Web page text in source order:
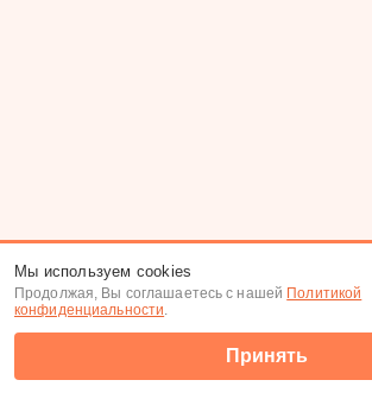
Мы используем cookies
Продолжая, Вы соглашаетесь с нашей Политикой
конфиденциальности.
Принять